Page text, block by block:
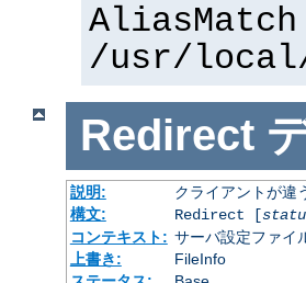
/usr/local/
Redirect
説明:
クライアントが違
構文:
Redirect [
コンテキスト: サーバ設定ファイ
上書き:
FileInfo